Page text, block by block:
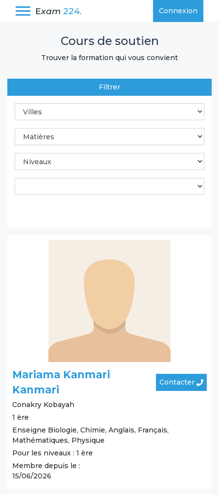
Exam 224. Connexion
Cours de soutien
Trouver la formation qui vous convient
Filtrer
Mariama Kanmari
Kanmari
Contacter
Conakry Kobayah
1 ère
Enseigne Biologie, Chimie, Anglais, Français,
Mathématiques, Physique
Pour les niveaux : 1 ère
Membre depuis le :
15/06/2026